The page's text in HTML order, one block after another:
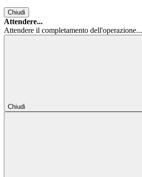
Chiudi
Attendere...
Attendere il completamento dell'operazione...
Chiudi